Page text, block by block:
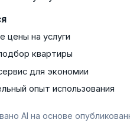
цены на услуги
квартиры
для экономии
опыт использования
AI на основе